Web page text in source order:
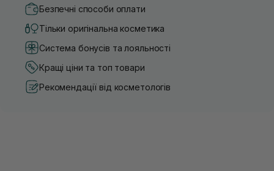
Безпечні способи оплати
Тільки оригінальна косметика
Система бонусів та лояльності
Кращі ціни та топ товари
Рекомендації від косметологів